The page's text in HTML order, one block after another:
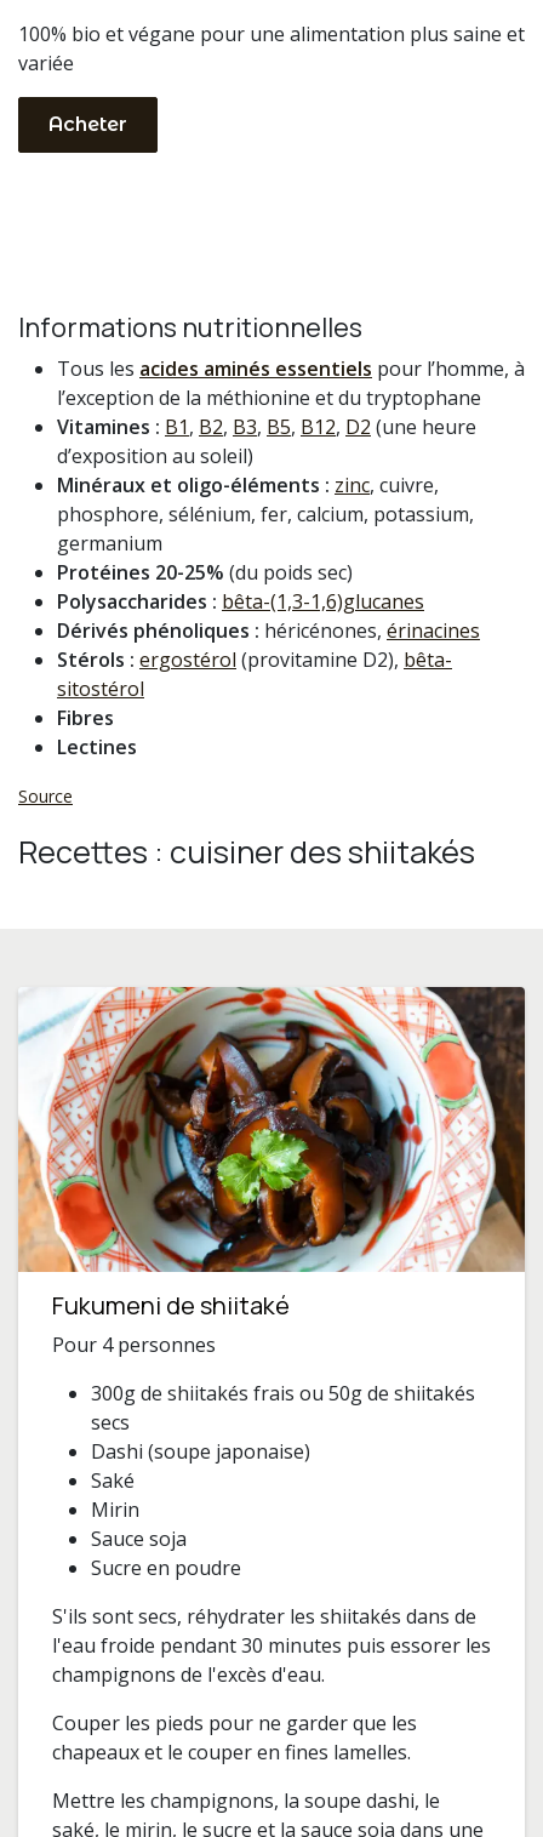
100% bio et végane pour une alimentation plus saine et
variée
Acheter
Informations nutritionnelles
Tous les acides aminés essentiels pour l’homme, à
l’exception de la méthionine et du tryptophane
Vitamines : B1, B2, B3, B5, B12, D2 (une heure
d’exposition au soleil)
Minéraux et oligo-éléments : zinc, cuivre,
phosphore, sélénium, fer, calcium, potassium,
germanium
Protéines 20-25% (du poids sec)
Polysaccharides : bêta-(1,3-1,6)glucanes
Dérivés phénoliques : héricénones, érinacines
Stérols : ergostérol (provitamine D2), bêta-
sitostérol
Fibres
Lectines
Source
Recettes : cuisiner des shiitakés
Fukumeni de shiitaké
Pour 4 personnes
300g de shiitakés frais ou 50g de shiitakés
secs
Dashi (soupe japonaise)
Saké
Mirin
Sauce soja
Sucre en poudre
S'ils sont secs, réhydrater les shiitakés dans de
l'eau froide pendant 30 minutes puis essorer les
champignons de l'excès d'eau.
Couper les pieds pour ne garder que les
chapeaux et le couper en fines lamelles.
Mettre les champignons, la soupe dashi, le
saké, le mirin, le sucre et la sauce soja dans une